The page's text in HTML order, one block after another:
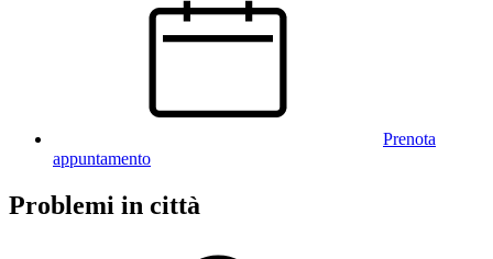
Prenota
appuntamento
Problemi in città